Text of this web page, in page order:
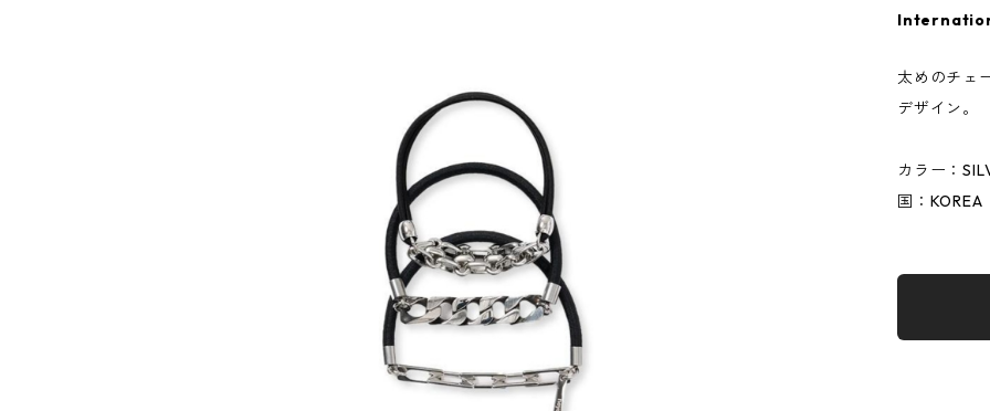
太めのチェ
デザイン。
カラー：
国：KOREA